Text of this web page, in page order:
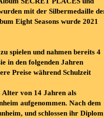
mit der Silbermedaille
Eight Seasons wurde 2021
zu spielen und nahmen bereits 4
in den folgenden Jahren
Preise während Schulzeit
von 14 Jahren als
aufgenommen. Nach dem
und schlossen ihr Diplom